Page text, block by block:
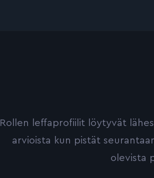
Rollen leffaprofiilit löytyvät
arvioista kun pistät
olevista